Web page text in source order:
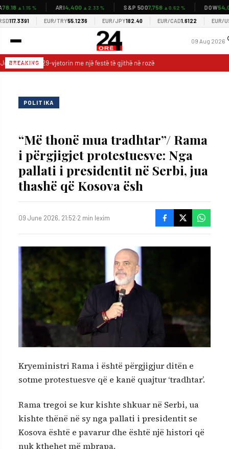
▲1.15 % ARI4,400▲2.33 % S&P 5007,758▲0.62 % DOW
117.3391 EUR/TRY55.1236 EUR/JPY182.40 EUR/CAD1.6122 EUR/USD
09 Aug 2026
BREAKING
feston 29-vjetorin me një festë të gjithë në rozë
POLITIKA
“Më thonë mua tradhtar”/ Rama
i përgjigjet protestuesve: Nga
pallati i presidentit në Serbi, jua
thashë që Kosova ësh
09 June 2026, 21:52·2 min lexim
Kryeministri Rama i është përgjigjur ditën e
sotme protestuesve që e kanë quajtur ‘tradhtar’.
Rama tregoi se kur kishte shkuar në Serbi, ua
kishte thënë në sy nga pallati i presidentit se
Kosova është e pavarur dhe është një histori që
nuk kthehet më mbrapa.